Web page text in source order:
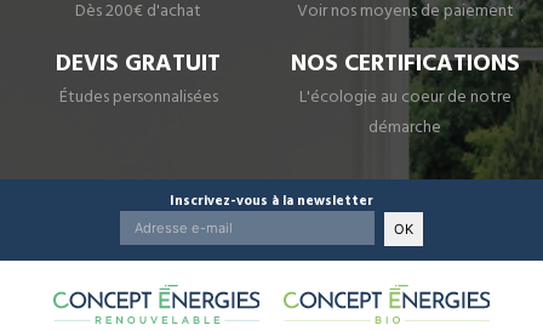
Dès 200€ d'achat Voir nos moyens de paiement
DEVIS GRATUIT
Études personnalisées
NOS CERTIFICATIONS
L'écologie au coeur de notre
démarche
Inscrivez-vous à la newsletter
OK